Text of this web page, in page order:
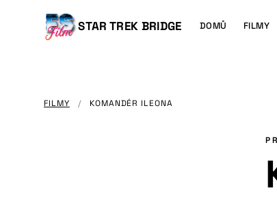
OBSAHU
STAR TREK BRIDGE
Main
DOMŮ FILMY
FILMY / KOMANDÉR ILEONA